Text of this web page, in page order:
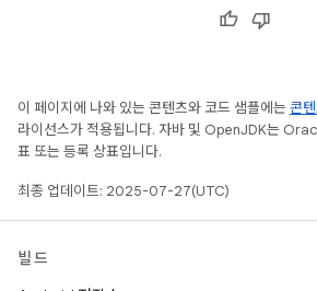
이 페이지에 나와 있는 콘텐츠와 코드 샘플에는 콘
라이선스가 적용됩니다. 자바 및 OpenJDK는
표 또는 등록 상표입니다.
최종 업데이트: 2025-07-27(UTC)
빌드